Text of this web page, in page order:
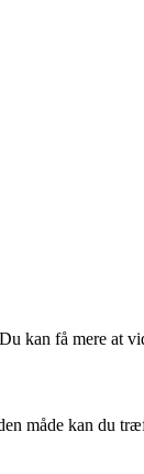
få mere at
måde kan du